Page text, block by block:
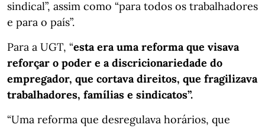
sindical”, assim como “para todos os trabalhadores
e para o país”.
Para a UGT, “esta era uma reforma que visava
reforçar o poder e a discricionariedade do
empregador, que cortava direitos, que fragilizava
trabalhadores, famílias e sindicatos”.
“Uma reforma que desregulava horários, que